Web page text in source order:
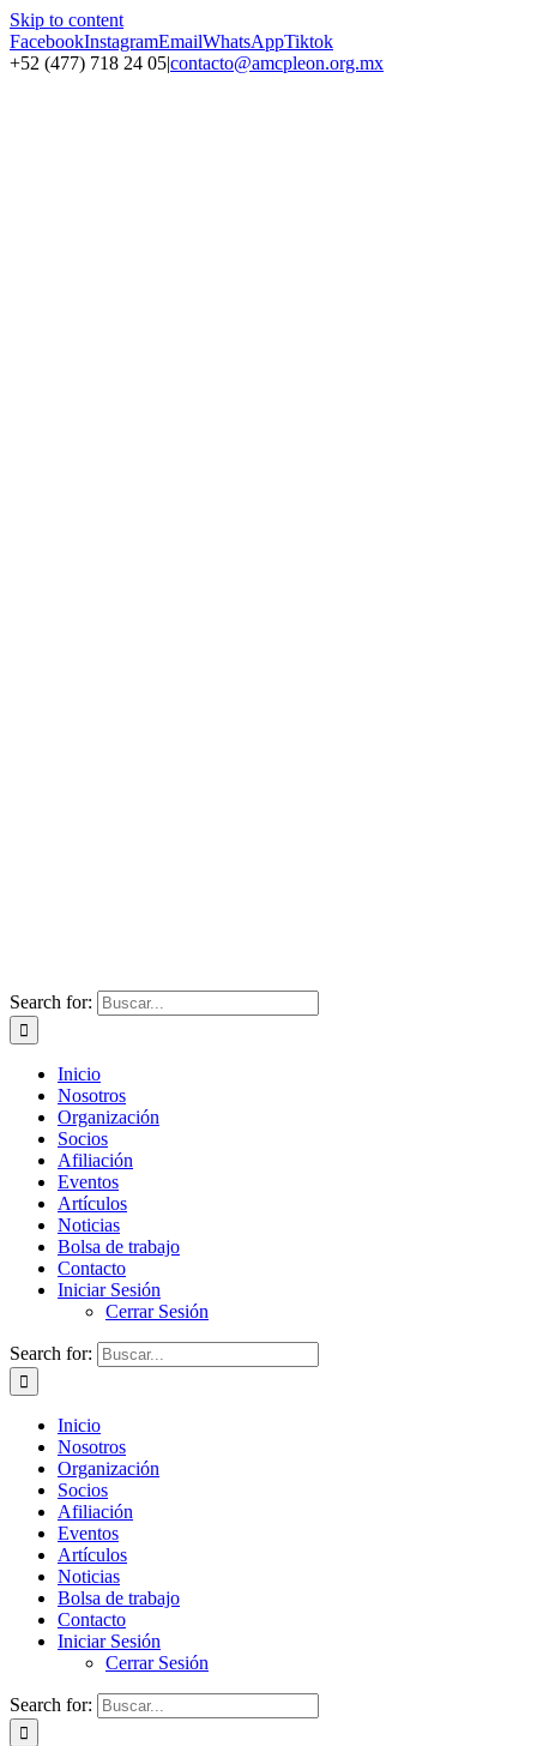
Skip to content
FacebookInstagramEmailWhatsAppTiktok
+52 (477) 718 24 05|contacto@amcpleon.org.mx
Search for:
Inicio
Nosotros
Organización
Socios
Afiliación
Eventos
Artículos
Noticias
Bolsa de trabajo
Contacto
Iniciar Sesión
Cerrar Sesión
Search for:
Inicio
Nosotros
Organización
Socios
Afiliación
Eventos
Artículos
Noticias
Bolsa de trabajo
Contacto
Iniciar Sesión
Cerrar Sesión
Search for: